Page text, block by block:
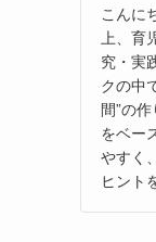
こんに
上、
究・実
クの中
間”の
をベー
やすく
ヒント